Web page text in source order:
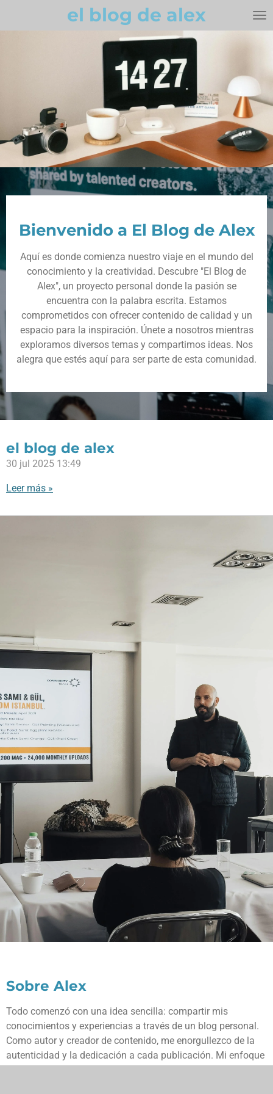
el blog de alex
Bienvenido a El Blog de Alex
Aquí es donde comienza nuestro viaje en el mundo del
conocimiento y la creatividad. Descubre "El Blog de
Alex", un proyecto personal donde la pasión se
encuentra con la palabra escrita. Estamos
comprometidos con ofrecer contenido de calidad y un
espacio para la inspiración. Únete a nosotros mientras
exploramos diversos temas y compartimos ideas. Nos
alegra que estés aquí para ser parte de esta comunidad.
el blog de alex
30 jul 2025 13:49
Leer más »
Sobre Alex
Todo comenzó con una idea sencilla: compartir mis
conocimientos y experiencias a través de un blog personal.
Como autor y creador de contenido, me enorgullezco de la
autenticidad y la dedicación a cada publicación. Mi enfoque